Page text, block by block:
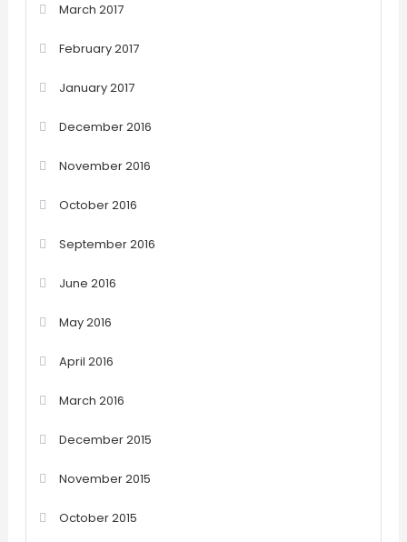
March 2017
February 2017
January 2017
December 2016
November 2016
October 2016
September 2016
June 2016
May 2016
April 2016
March 2016
December 2015
November 2015
October 2015